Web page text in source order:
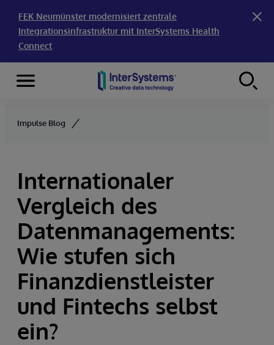
FEK Neumünster modernisiert zentrale
Integrationsinfrastruktur mit InterSystems Health
Connect
Skip to content
Menu
Impulse Blog
Internationaler
Vergleich des
Datenmanagements:
Wie stufen sich
Finanzdienstleister
und Fintechs selbst
ein?